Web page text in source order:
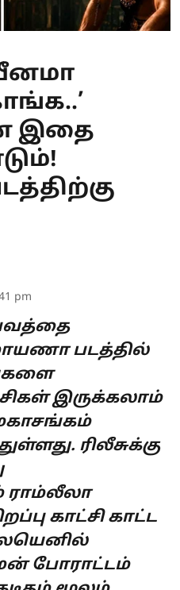
இதை
pm
படத்தில்
இருக்கலாம்
ரிலீசுக்கு
ராம்லீலா
காட்சி காட்ட
போராட்டம்